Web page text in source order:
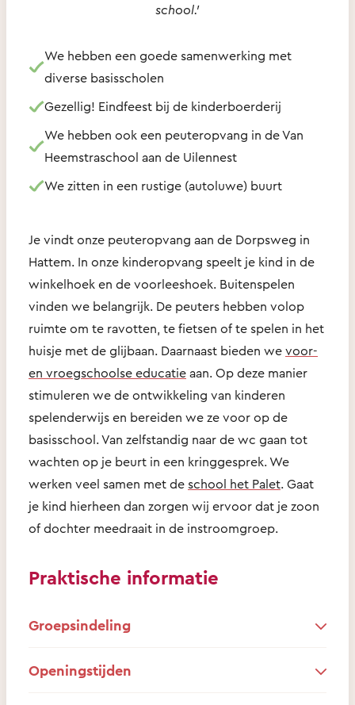
school.’
We hebben een goede samenwerking met
diverse basisscholen
Gezellig! Eindfeest bij de kinderboerderij
We hebben ook een peuteropvang in de Van
Heemstraschool aan de Uilennest
We zitten in een rustige (autoluwe) buurt
Je vindt onze peuteropvang aan de Dorpsweg in
Hattem. In onze kinderopvang speelt je kind in de
winkelhoek en de voorleeshoek. Buitenspelen
vinden we belangrijk. De peuters hebben volop
ruimte om te ravotten, te fietsen of te spelen in het
huisje met de glijbaan. Daarnaast bieden we voor-
en vroegschoolse educatie aan. Op deze manier
stimuleren we de ontwikkeling van kinderen
spelenderwijs en bereiden we ze voor op de
basisschool. Van zelfstandig naar de wc gaan tot
wachten op je beurt in een kringgesprek. We
werken veel samen met de school het Palet. Gaat
je kind hierheen dan zorgen wij ervoor dat je zoon
of dochter meedraait in de instroomgroep.
Praktische informatie
Groepsindeling
Openingstijden